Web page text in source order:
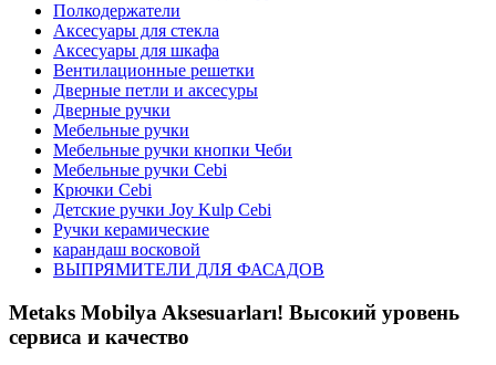
Полкодержатели
Аксесуары для стекла
Аксесуары для шкафа
Вентилационные решетки
Дверные петли и аксесуры
Дверные ручки
Мебельные ручки
Мебельные ручки кнопки Чеби
Мебельные ручки Cebi
Крючки Cebi
Детские ручки Joy Kulp Cebi
Ручки керамические
карандаш восковой
ВЫПРЯМИТЕЛИ ДЛЯ ФАСАДОВ
Metaks Mobilya Aksesuarları! Высокий уровень
сервиса и качество